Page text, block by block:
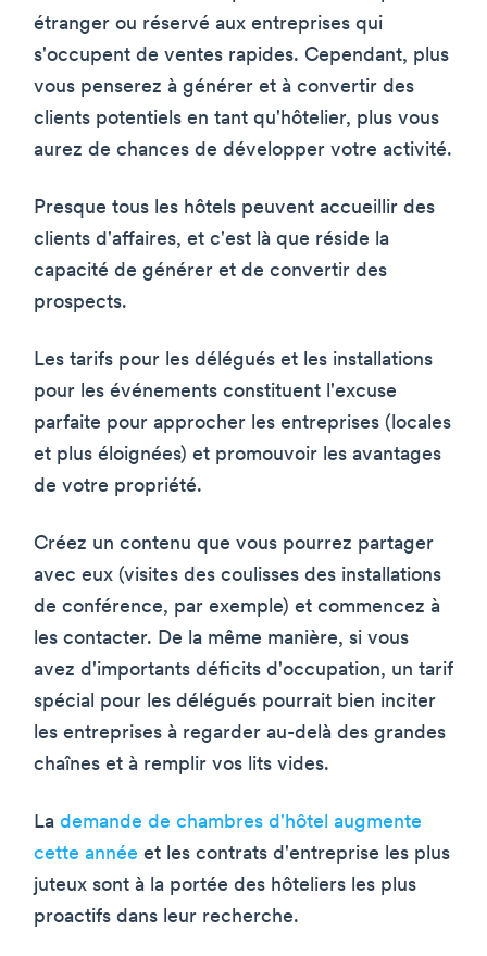
étranger ou réservé aux entreprises qui
s'occupent de ventes rapides. Cependant, plus
vous penserez à générer et à convertir des
clients potentiels en tant qu'hôtelier, plus vous
aurez de chances de développer votre activité.
Presque tous les hôtels peuvent accueillir des
clients d'affaires, et c'est là que réside la
capacité de générer et de convertir des
prospects.
Les tarifs pour les délégués et les installations
pour les événements constituent l'excuse
parfaite pour approcher les entreprises (locales
et plus éloignées) et promouvoir les avantages
de votre propriété.
Créez un contenu que vous pourrez partager
avec eux (visites des coulisses des installations
de conférence, par exemple) et commencez à
les contacter. De la même manière, si vous
avez d'importants déficits d'occupation, un tarif
spécial pour les délégués pourrait bien inciter
les entreprises à regarder au-delà des grandes
chaînes et à remplir vos lits vides.
La demande de chambres d'hôtel augmente
cette année et les contrats d'entreprise les plus
juteux sont à la portée des hôteliers les plus
proactifs dans leur recherche.